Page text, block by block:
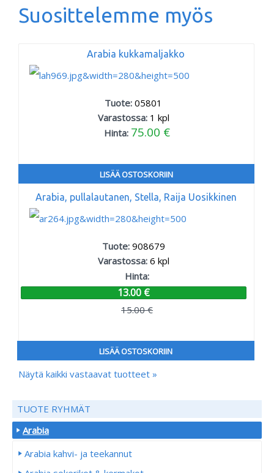
Suosittelemme myös
Arabia kukkamaljakko
Tuote:05801
Varastossa: 1 kpl
Hinta: 75.00 €
LISÄÄ OSTOSKORIIN
Arabia, pullalautanen, Stella, Raija Uosikkinen
Tuote: 908679
Varastossa: 6 kpl
Hinta:
13.00 €
15.00 €
LISÄÄ OSTOSKORIIN
Näytä kaikki vastaavat tuotteet »
TUOTE RYHMÄT
Arabia
Arabia kahvi- ja teekannut